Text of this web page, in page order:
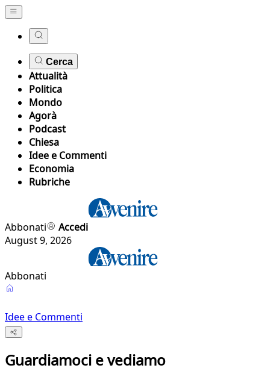
Cerca
Attualità
Politica
Mondo
Agorà
Podcast
Chiesa
Idee e Commenti
Economia
Rubriche
Abbonati
Accedi
August 9, 2026
Abbonati
Idee e Commenti
Guardiamoci e vediamo